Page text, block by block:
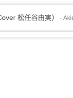
松任谷由実） -